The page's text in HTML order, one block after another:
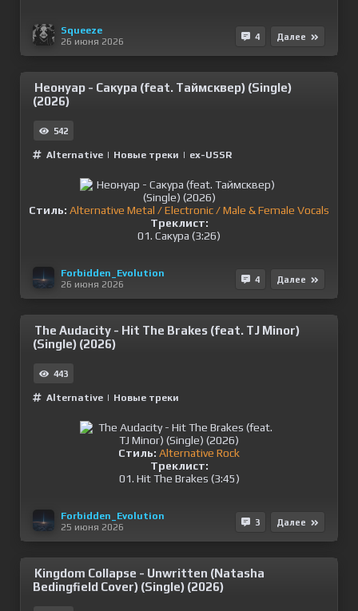
Squeeze
26 июня 2026
4 Далее
Неонуар - Сакура (feat. Таймсквер) (Single)
(2026)
542
Alternative | Новые треки | ex-USSR
Стиль: Alternative Metal / Electronic / Male & Female Vocals
Треклист:
01. Сакура (3:26)
Forbidden_Evolution
26 июня 2026
4 Далее
The Audacity - Hit The Brakes (feat. TJ Minor)
(Single) (2026)
443
Alternative | Новые треки
Стиль: Alternative Rock
Треклист:
01. Hit The Brakes (3:45)
Forbidden_Evolution
25 июня 2026
3 Далее
Kingdom Collapse - Unwritten (Natasha
Bedingfield Cover) (Single) (2026)